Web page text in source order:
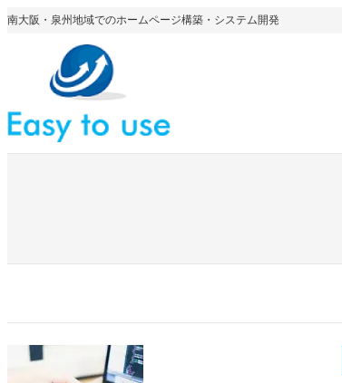
内
ッ
プ
南大阪・泉州地域でのホームページ構築・システム開発